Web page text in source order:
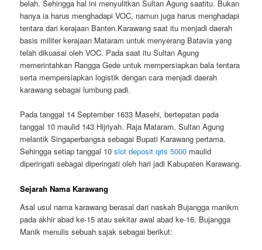
belah. Sehingga hal ini menyulitkan Sultan Agung saatitu. Bukan
hanya ia harus menghadapi VOC, namun juga harus menghadapi
tentara dari kerajaan Banten.Karawang saat itu menjadi daerah
basis militer kerajaan Mataram untuk menyerang Batavia yang
telah dikuasai oleh VOC. Pada saat itu Sultan Agung
memerintahkan Rangga Gede untuk mempersiapkan bala tentara
serta mempersiapkan logistik dengan cara menjadi daerah
karawang sebagai lumbung padi.
Pada tanggal 14 September 1633 Masehi, bertepatan pada
tanggal 10 maulid 143 Hijriyah. Raja Mataram, Sultan Agung
melantik Singaperbangsa sebagai Bupati Karawang pertama.
Sehingga setiap tanggal 10slot deposit qris 5000 maulid
diperingati sebagai diperingati oleh hari jadi Kabupaten Karawang.
Sejarah Nama Karawang
Asal usul nama karawang berasal dari naskah Bujangga manikm
pada akhir abad ke-15 atau sekitar awal abad ke-16. Bujangga
Manik menulis sebuah sajak sebagai berikut: